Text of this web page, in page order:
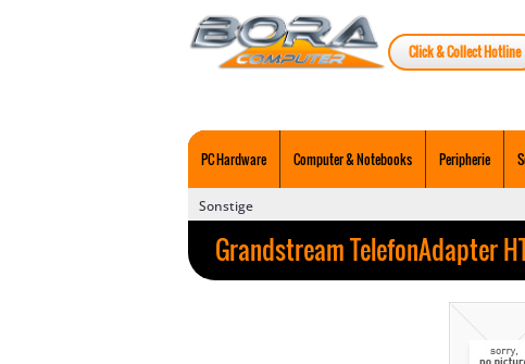
Click & Collect Hotline
PC Hardware Computer & Notebooks Peripherie
Sonstige
Grandstream TelefonAdapter